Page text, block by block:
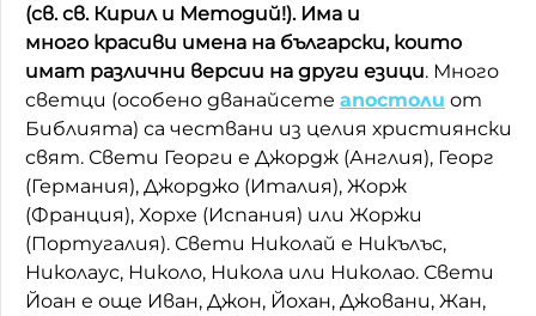
(св. св. Кирил и Методий!). Има и
много красиви имена на български, които
имат различни версии на други езици. Много
светци (особено дванайсете апостоли от
Библията) са чествани из целия християнски
свят. Свети Георги е Джордж (Англия), Георг
(Германия), Джорджо (Италия), Жорж
(Франция), Хорхе (Испания) или Жоржи
(Португалия). Свети Николай е Никълъс,
Николаус, Николо, Никола или Николао. Свети
Йоан е още Иван, Джон, Йохан, Джовани, Жан,